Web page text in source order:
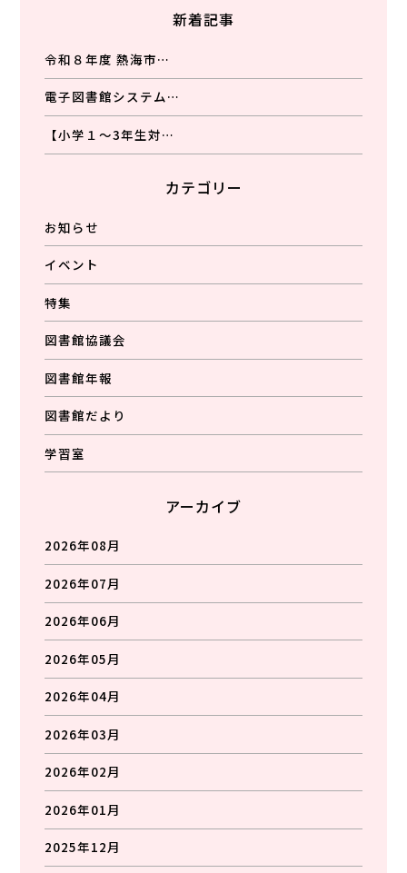
新着記事
令和８年度 熱海市…
電子図書館システム…
【小学１～3年生対…
カテゴリー
お知らせ
イベント
特集
図書館協議会
図書館年報
図書館だより
学習室
アーカイブ
2026年08月
2026年07月
2026年06月
2026年05月
2026年04月
2026年03月
2026年02月
2026年01月
2025年12月